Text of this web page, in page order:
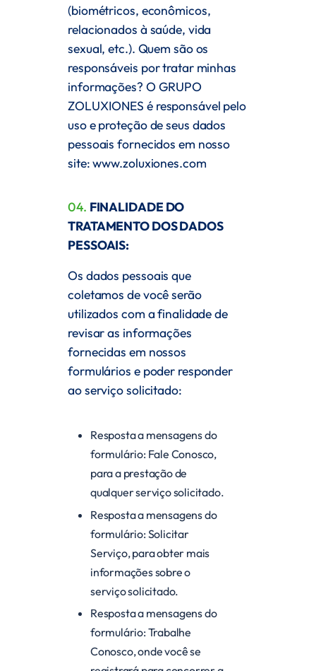
(biométricos, econômicos,
relacionados à saúde, vida
sexual, etc.). Quem são os
responsáveis por tratar minhas
informações? O GRUPO
ZOLUXIONES é responsável pelo
uso e proteção de seus dados
pessoais fornecidos em nosso
site:www.zoluxiones.com
04. FINALIDADE DO
TRATAMENTO DOS DADOS
PESSOAIS:
Os dados pessoais que
coletamos de você serão
utilizados com a finalidade de
revisar as informações
fornecidas em nossos
formulários e poder responder
ao serviço solicitado:
Resposta a mensagens do
formulário: Fale Conosco,
para a prestação de
qualquer serviço solicitado.
Resposta a mensagens do
formulário: Solicitar
Serviço, para obter mais
informações sobre o
serviço solicitado.
Resposta a mensagens do
formulário: Trabalhe
Conosco, onde você se